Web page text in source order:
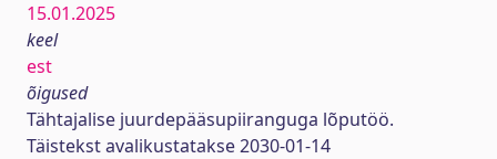
15.01.2025
keel
est
õigused
Tähtajalise juurdepääsupiiranguga lõputöö.
Täistekst avalikustatakse 2030-01-14